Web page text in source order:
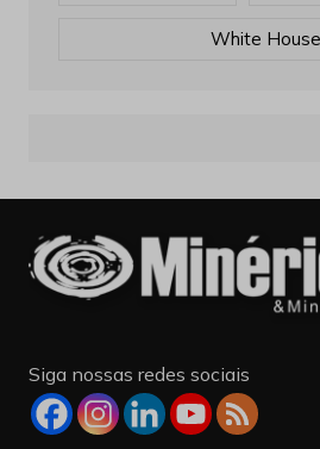
White House
Siga nossas redes sociais